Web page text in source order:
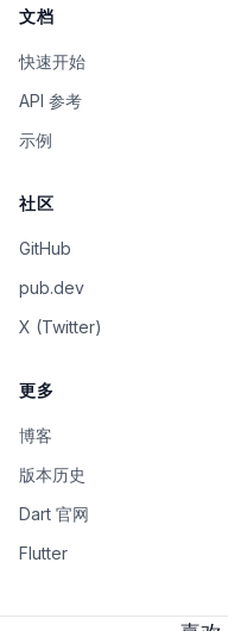
文档
快速开始
API 参考
示例
社区
GitHub
pub.dev
X (Twitter)
更多
博客
版本历史
Dart 官网
Flutter